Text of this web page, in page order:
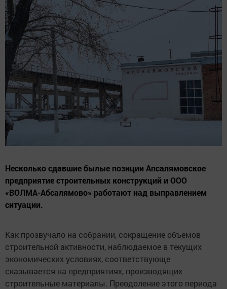
Несколько сдавшие былые позиции Апсалямовское
предприятие строительных конструкций и ООО
«ВОЛМА-Абсалямово» работают над выправлением
ситуации.
Как прозвучало на собрании, сокращение объемов
строительной активности, наблюдаемое в текущих
экономических условиях, соответствующе
сказывается на предприятиях, производящих
строительные материалы. Преодоление этого периода